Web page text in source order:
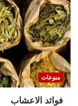
منوعات
‏فوائد الاعشاب